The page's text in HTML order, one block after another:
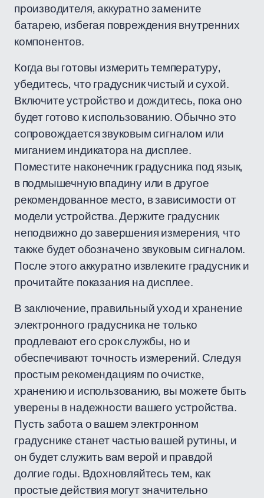
производителя, аккуратно замените
батарею, избегая повреждения внутренних
компонентов.
Когда вы готовы измерить температуру,
убедитесь, что градусник чистый и сухой.
Включите устройство и дождитесь, пока оно
будет готово к использованию. Обычно это
сопровождается звуковым сигналом или
миганием индикатора на дисплее.
Поместите наконечник градусника под язык,
в подмышечную впадину или в другое
рекомендованное место, в зависимости от
модели устройства. Держите градусник
неподвижно до завершения измерения, что
также будет обозначено звуковым сигналом.
После этого аккуратно извлеките градусник и
прочитайте показания на дисплее.
В заключение, правильный уход и хранение
электронного градусника не только
продлевают его срок службы, но и
обеспечивают точность измерений. Следуя
простым рекомендациям по очистке,
хранению и использованию, вы можете быть
уверены в надежности вашего устройства.
Пусть забота о вашем электронном
градуснике станет частью вашей рутины, и
он будет служить вам верой и правдой
долгие годы. Вдохновляйтесь тем, как
простые действия могут значительно